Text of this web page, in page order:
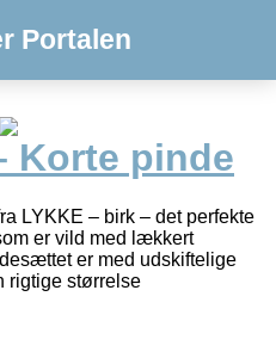
Portalen
Korte pinde
LYKKE – birk – det perfekte
er vild med lækkert
er med udskiftelige
rigtige størrelse